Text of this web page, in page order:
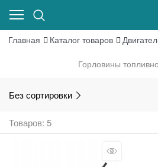
Главная Каталог товаров
Горловины
Без сортировки
Товаров: 5